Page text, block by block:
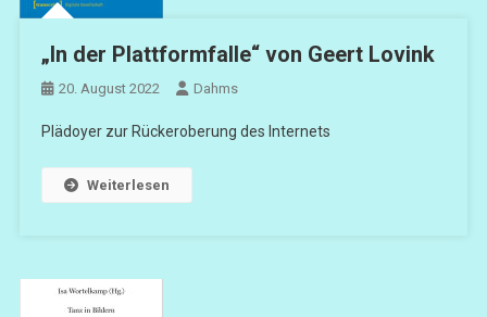
„In der Plattformfalle“ von Geert Lovink
20. August 2022 Dahms
Plädoyer zur Rückeroberung des Internets
Weiterlesen